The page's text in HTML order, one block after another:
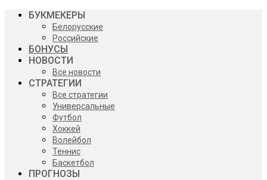
БУКМЕКЕРЫ
Белорусские
Российские
БОНУСЫ
НОВОСТИ
Все новости
СТРАТЕГИИ
Все стратегии
Универсальные
Футбол
Хоккей
Волейбол
Теннис
Баскетбол
ПРОГНОЗЫ